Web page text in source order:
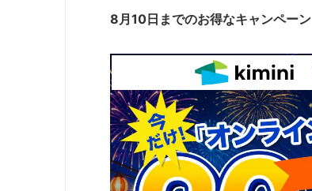
8月10日までのお得なキャンペーン